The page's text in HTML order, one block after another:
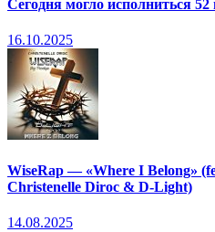
Сегодня могло исполниться
16.10.2025
WiseRap — «Where I Belong»
Christenelle Diroc & D-Light)
14.08.2025